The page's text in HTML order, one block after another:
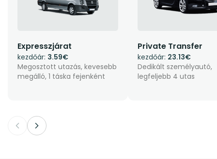
Expresszjárat
kezdőár: 3.59€
Megosztott utazás, kevesebb
megálló, 1 táska fejenként
Private Transfer
kezdőár: 23.13€
Dedikált személyautó,
legfeljebb 4 utas